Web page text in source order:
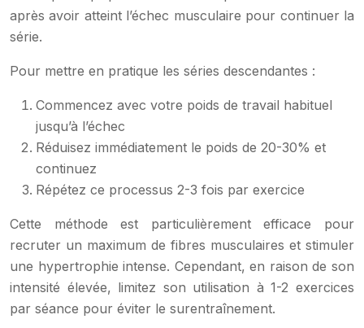
après avoir atteint l’échec musculaire pour continuer la
série.
Pour mettre en pratique les séries descendantes :
Commencez avec votre poids de travail habituel
jusqu’à l’échec
Réduisez immédiatement le poids de 20-30% et
continuez
Répétez ce processus 2-3 fois par exercice
Cette méthode est particulièrement efficace pour
recruter un maximum de fibres musculaires et stimuler
une hypertrophie intense. Cependant, en raison de son
intensité élevée, limitez son utilisation à 1-2 exercices
par séance pour éviter le surentraînement.